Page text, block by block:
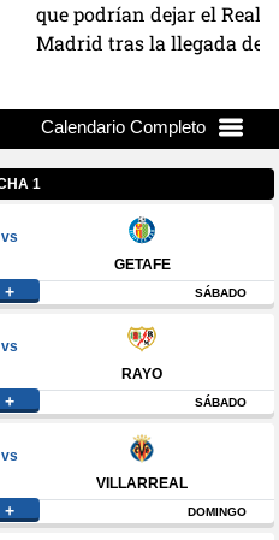
que podrían dejar el Real
Madrid tras la llegada de